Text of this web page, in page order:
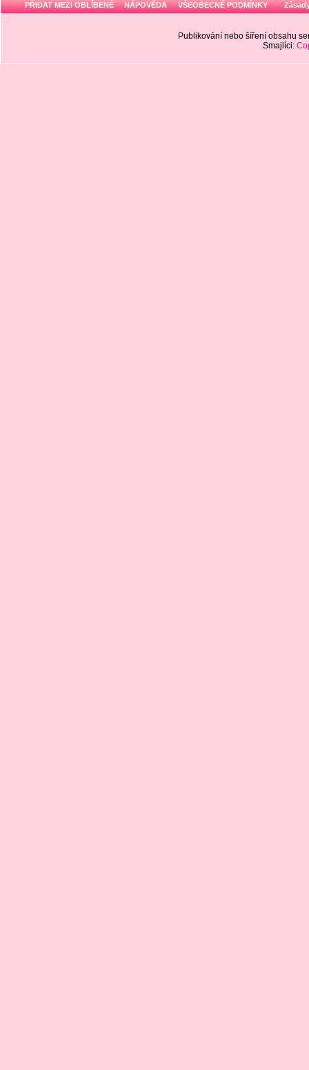
PŘIDAT MEZI OBLÍBENÉ NÁPOVĚDA VŠEOBECNÉ PODMÍNKY
Publikování nebo šíření obsahu
Smajlíci: